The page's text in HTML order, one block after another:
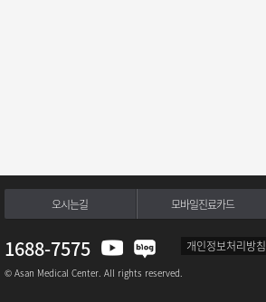
오시는길 모바일진료카드
1688-7575 개인정보처리방침
© Asan Medical Center. All rights reserved.